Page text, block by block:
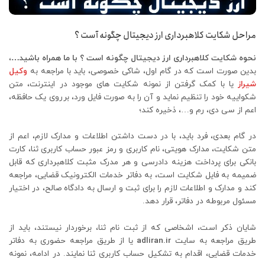
مراحل شکایت کلاهبرداری ارز دیجیتال چگونه آست ؟
نحوه شکایت کلاهبرداری ارز دیجیتال چگونه است ؟ با ما همراه باشید…،
بدین صورت است که در گام اول، شاکی خصوصی، باید با مراجعه به وکیل
شیراز یا با کمک گرفتن از نمونه شکایت های موجود در اینترنت، متن
شکواییه خود را تنظیم نماید و آن را به صورت فایل ورد، برروی یک حافظه،
اعم از سی دی، رم و…، ذخیره کند؛
در گام بعدی، فرد باید، با در دست داشتن اطلاعات و مدارک لازم، اعم از
متن شکایت، مدارک هویتی، نام کاربری و رمز عبور حساب کاربری ثنا، کارت
بانکی برای پرداخت هزینه دادرسی و هر مدرک مثبت کلاهبرداری که قابل
ضمیمه به فایل شکایت است، به دفاتر خدمات الکترونیک قضایی، مراجعه
کند و مدارک و اطلاعات لازم را برای ثبت و ارسال به دادگاه صالح، در اختیار
مسئول مربوطه در دفاتر، قرار دهد.
شایان ذکر است، اشخاصی که از ثبت نام ثنا، برخوردار نیستند، باید از
طریق مراجعه به سایت adliran.ir یا از طریق مراجعه حضوری به دفاتر
خدمات قضایی، اقدام به تشکیل حساب کاربری ثنا نمایند. در ادامه، نمونه